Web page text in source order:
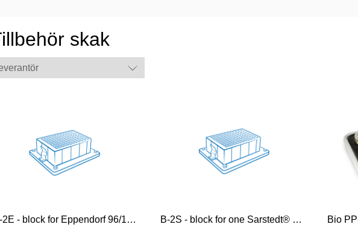
skak
B-2E - block for Eppendorf 96/1000 μl deep-well plate B-2S - block for one Sarstedt® Megablock 96/2200 μl deep-well plate